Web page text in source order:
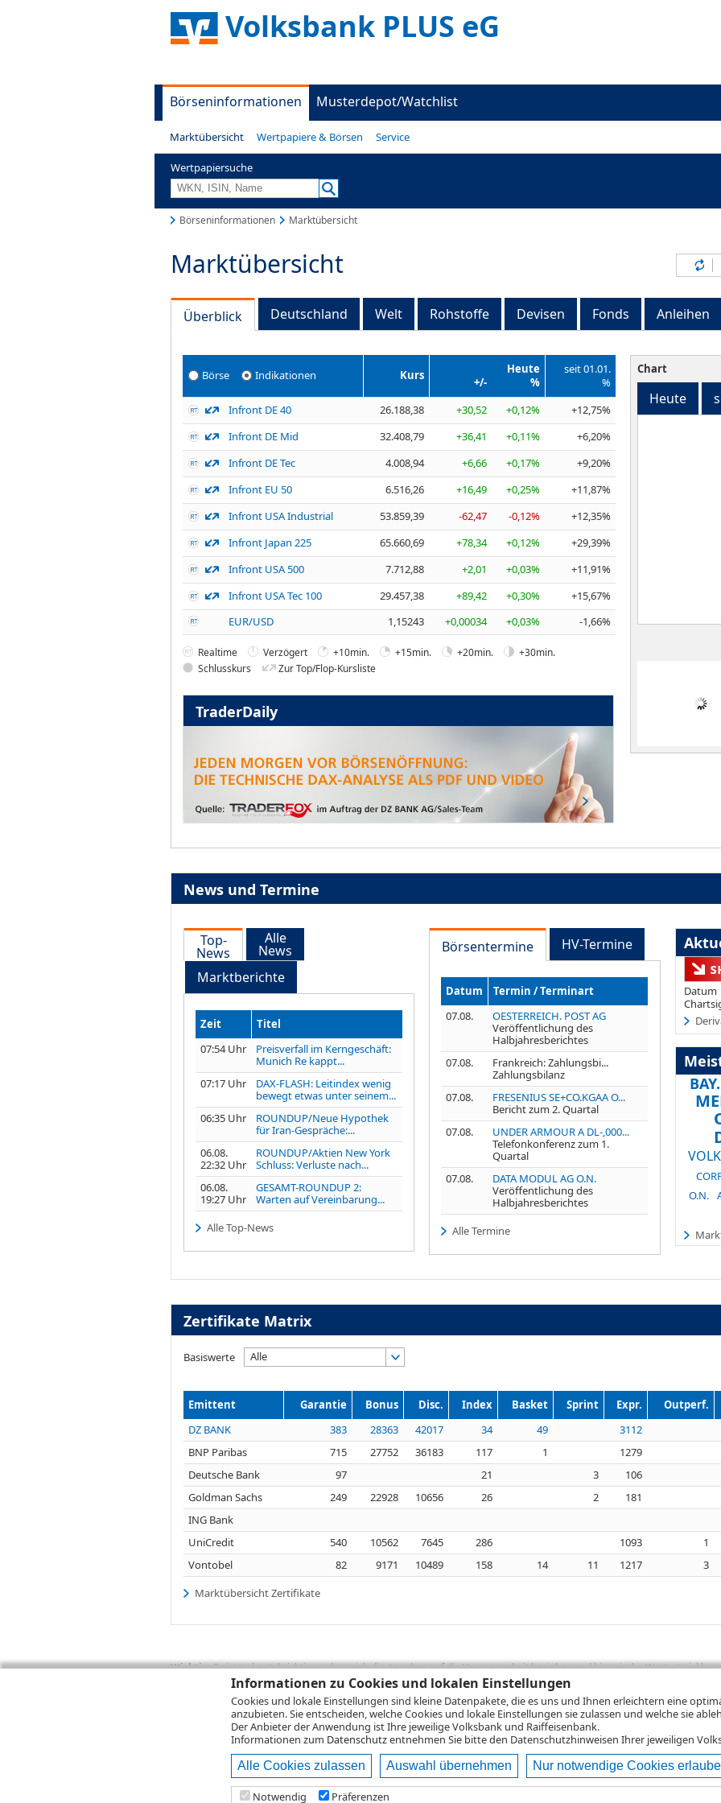
Informationen zu Cookies und lokalen Einstellungen
Cookies und lokale Einstellungen sind kleine Datenpakete, die es uns und Ihnen erleichtern eine
anzubieten. Sie entscheiden, welche Cookies und lokale Einstellungen sie zulassen und welche sie
Der Anbieter der Anwendung ist Ihre jeweilige Volksbank und Raiffeisenbank.
Informationen zum Datenschutzentnehmen Sie bitte den Datenschutzhinweisen Ihrer jeweiligen
Alle Cookies zulassen Auswahl übernehmen Nur notwendige Cookies
Notwendig Präferenzen
Volksbank PLUS eG
Börseninformationen Musterdepot/Watchlist
Marktübersicht Wertpapiere & Börsen Service
Wertpapiersuche
Börseninformationen Marktübersicht
Marktübersicht
Überblick Deutschland Welt Rohstoffe Devisen Fonds Anleihen
Börse Indikationen Kurs Heute
seit 01.01.
+/-
%
%
Infront DE 40
26.188,38 +30,52 +0,12%
+12,75%
Infront DE Mid
32.408,79 +36,41 +0,11%
+6,20%
Infront DE Tec
4.008,94 +6,66 +0,17%
+9,20%
Infront EU 50
6.516,26 +16,49 +0,25%
+11,87%
Infront USA Industrial
53.859,39 -62,47 -0,12%
+12,35%
Infront Japan 225
65.660,69 +78,34 +0,12%
+29,39%
Infront USA 500
7.712,88 +2,01 +0,03%
+11,91%
Infront USA Tec 100
29.457,38 +89,42 +0,30%
+15,67%
EUR/USD
1,15243 +0,00034 +0,03% -1,66%
Realtime Verzögert +10min. +15min. +20min.
+30min.
Schlusskurs
Zur Top/Flop-Kursliste
TraderDaily
Chart
Heute
News und Termine
Top-
News
Alle
News
Marktberichte
Zeit
Titel
07:54 Uhr
Preisverfall im Kerngeschäft:
Munich Re kappt...
07:17 Uhr
DAX-FLASH: Leitindex wenig
bewegt etwas unter seinem...
06:35 Uhr
ROUNDUP/Neue Hypothek
für Iran-Gespräche:...
06.08.
22:32 Uhr
ROUNDUP/Aktien New York
Schluss: Verluste nach...
06.08.
19:27 Uhr
GESAMT-ROUNDUP 2:
Warten auf Vereinbarung...
Alle Top-News
Börsentermine HV-Termine
Datum
Termin / Terminart
07.08.
OESTERREICH. POST AG
Veröffentlichung des
Halbjahresberichtes
07.08.
Frankreich: Zahlungsbi...
Zahlungsbilanz
07.08.
FRESENIUS SE+CO.KGAA O...
Bericht zum 2. Quartal
07.08.
UNDER ARMOUR A DL-,000...
Telefonkonferenz zum 1.
Quartal
07.08.
DATA MODUL AG O.N.
Veröffentlichung des
Halbjahresberichtes
Alle Termine
Datum
O.N.
Zertifikate Matrix
Basiswerte Alle
Emittent Garantie Bonus Disc. Index Basket Sprint Expr. Outperf.
DZ BANK
383 28363 42017 34 49 3112
BNP Paribas
715 27752 36183 117 1 1279
Deutsche Bank
97 21 3
106
Goldman Sachs
249 22928 10656 26 2 181
ING Bank
UniCredit
540 10562 7645 286 1093 1
Vontobel
82 9171 10489 158 14 11 1217 3
Marktübersicht Zertifikate
Wichtig:Es ist zu berücksichtigen, dass sich die Angaben auf die Vergangenheit beziehen und historische
zukünftige Ergebnisse darstellen. Bei Performanceangaben handelt es sich stets um Bruttowertangaben. Bei
Provisionen, Gebühren und andere Entgelte), die beim Erwerb von Wertpapieren in der Regel anfallen, nicht berücksichtigt.
Depotgebühren hinzu. Mit dem Wertentwicklungsrechner können Sie auf den einzelnen Wertpapierseiten Ihre individuell
Performance, die sich unter Berücksichtigung sämtlicher Transaktionskosten und etwaigen Depotgebühren ergibt,
kann die Rendite zudem infolge von Währungsschwankungen steigen oder fallen.
DZ BANK AGBitte beachten Sie dieNutzungsbedingungen Datenschutz
Hilfe